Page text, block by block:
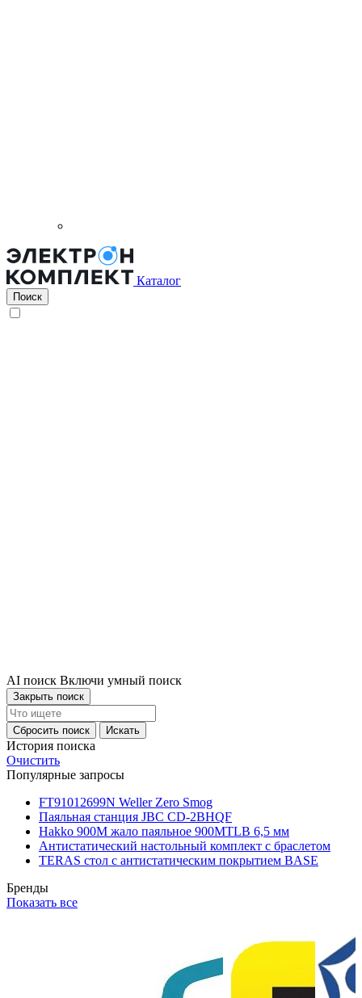
Каталог
Поиск
AI поиск Включи умный поиск
Закрыть поиск
Сбросить поиск Искать
История поиска
Очистить
Популярные запросы
FT91012699N Weller Zero Smog
Паяльная станция JBC CD-2BHQF
Hakko 900M жало паяльное 900MTLB 6,5 мм
Антистатический настольный комплект с браслетом
TERAS стол с антистатическим покрытием BASE
Бренды
Показать все